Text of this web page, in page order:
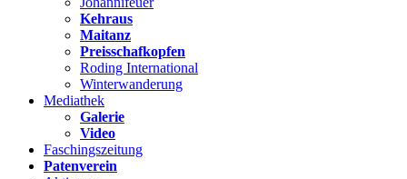
Kehraus
Maitanz
Preisschafkopfen
Roding International
Winterwanderung
Mediathek
Galerie
Video
Faschingszeitung
Patenverein